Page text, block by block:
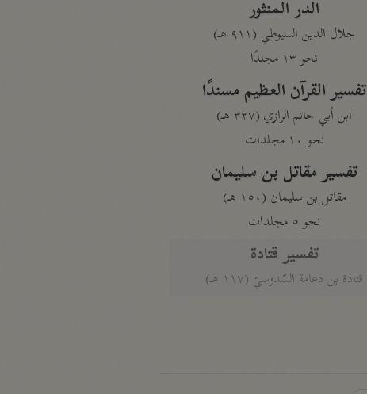
الدر المنثور
جلال الدين السيوطي (٩١١ هـ)
نحو ١٣ مجلدًا
تفسير القرآن العظيم مسندًا
ابن أبي حاتم الرازي (٣٢٧ هـ)
نحو ١٠ مجلدات
تفسير مقاتل بن سليمان
مقاتل بن سليمان (١٥٠ هـ)
نحو ٥ مجلدات
تفسير قتادة
قتادة بن دعامة السّدوسيّ (١١٧ هـ)